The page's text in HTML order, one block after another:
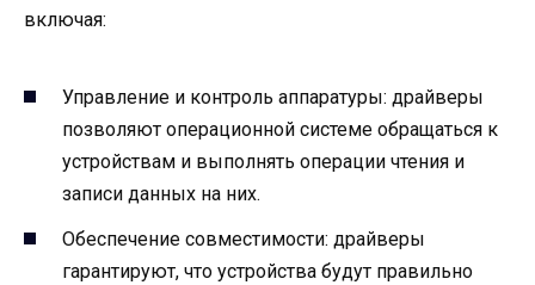
включая:
Управление и контроль аппаратуры: драйверы
позволяют операционной системе обращаться к
устройствам и выполнять операции чтения и
записи данных на них.
Обеспечение совместимости: драйверы
гарантируют, что устройства будут правильно